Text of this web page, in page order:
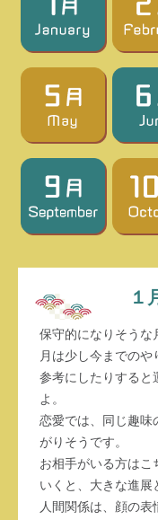
１
保守的になりそうな
月は少し今までの
参考にしたりすると
よ。
恋愛では、同じ趣味
がりそうです。
お相手がいる方はこ
いくと、大きな進展
人間関係は、顔の表